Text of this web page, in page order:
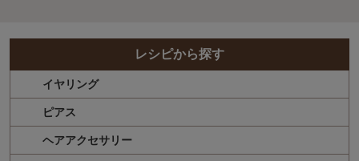
レシピから探す
イヤリング
ピアス
ヘアアクセサリー